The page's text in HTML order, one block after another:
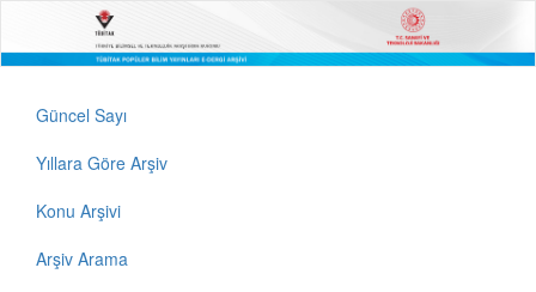
Güncel Sayı
Yıllara Göre Arşiv
Konu Arşivi
Arşiv Arama